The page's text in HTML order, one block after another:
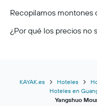
Recopilamos montones
¿Por qué los precios no
KAYAK.es Hoteles
Hoteles en
Yangshuo